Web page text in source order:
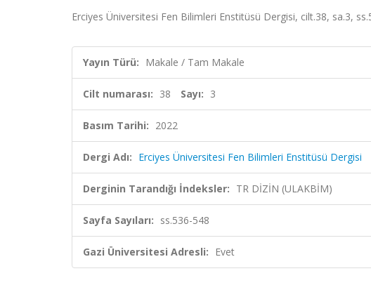
Erciyes Üniversitesi Fen Bilimleri Enstitüsü Dergisi, cilt.38, sa.3,
Yayın Türü: Makale / Tam Makale
Cilt numarası: 38 Sayı: 3
Basım Tarihi: 2022
Dergi Adı: Erciyes Üniversitesi Fen Bilimleri Enstitüsü Dergisi
Derginin Tarandığı İndeksler: TR DİZİN (ULAKBİM)
Sayfa Sayıları: ss.536-548
Gazi Üniversitesi Adresli: Evet